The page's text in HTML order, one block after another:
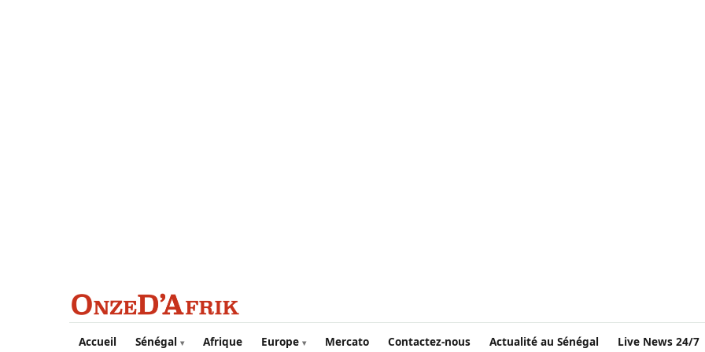
Aller au contenu principal
Accueil Sénégal Afrique Europe Mercato Contactez-nous Actualité au Sénégal Live News 24/7